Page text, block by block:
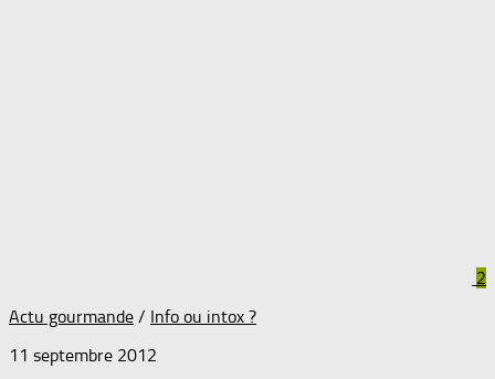
2
Actu gourmande / Info ou intox ?
11 septembre 2012